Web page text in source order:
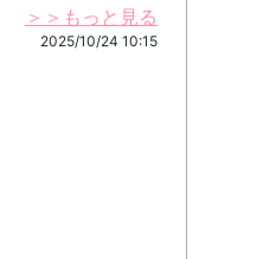
＞＞もっと見る
2025/10/24 10:15